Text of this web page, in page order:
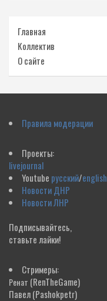
Главная
Коллектив
О сайте
Правила модерации
Проекты:
livejournal
Youtube русский/english
Новости ДНР
Новости ЛНР
Подписывайтесь,
ставьте лайки!
Стримеры:
Ренат (RenTheGame)
Павел(Pashokpetr)